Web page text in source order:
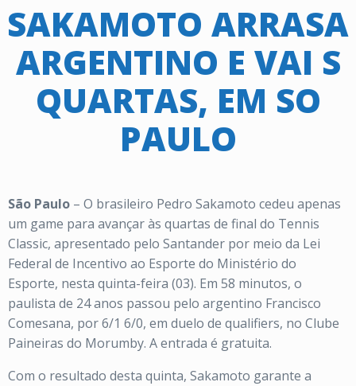
SAKAMOTO ARRASA
ARGENTINO E VAI S
QUARTAS, EM SO
PAULO
São Paulo – O brasileiro Pedro Sakamoto cedeu apenas
um game para avançar às quartas de final do Tennis
Classic, apresentado pelo Santander por meio da Lei
Federal de Incentivo ao Esporte do Ministério do
Esporte, nesta quinta-feira (03). Em 58 minutos, o
paulista de 24 anos passou pelo argentino Francisco
Comesana, por 6/1 6/0, em duelo de qualifiers, no Clube
Paineiras do Morumby. A entrada é gratuita.
Com o resultado desta quinta, Sakamoto garante a